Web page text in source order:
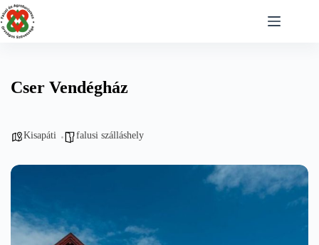
Skip
to
content
Cser Vendégház
Kisapáti falusi szálláshely